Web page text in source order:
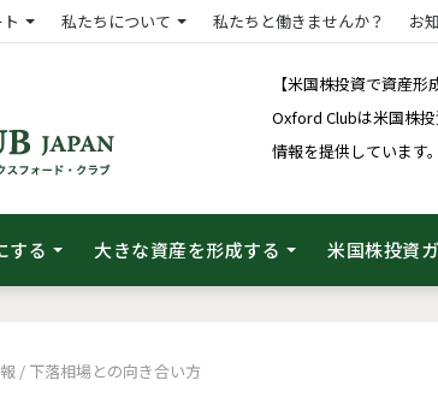
私たちについて 私たちと働きませんか？ お
【米国株投資で資産形
Oxford Clubは米国株
情報を提供しています。
する 大きな資産を形成する 米国株投資
/ 下落相場との向き合い方